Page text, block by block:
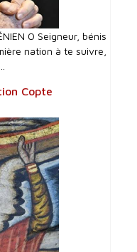
O Seigneur, bénis
nation à te suivre,
Copte